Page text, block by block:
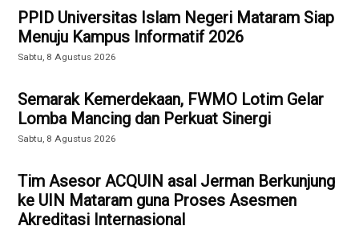
PPID Universitas Islam Negeri Mataram Siap
Menuju Kampus Informatif 2026
Sabtu, 8 Agustus 2026
Semarak Kemerdekaan, FWMO Lotim Gelar
Lomba Mancing dan Perkuat Sinergi
Sabtu, 8 Agustus 2026
Tim Asesor ACQUIN asal Jerman Berkunjung
ke UIN Mataram guna Proses Asesmen
Akreditasi Internasional